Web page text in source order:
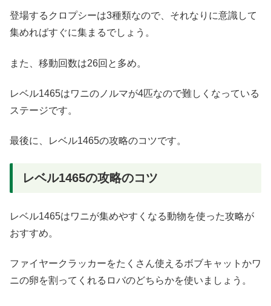
登場するクロプシーは3種類なので、それなりに意識して
集めればすぐに集まるでしょう。
また、移動回数は26回と多め。
レベル1465はワニのノルマが4匹なので難しくなっている
ステージです。
最後に、レベル1465の攻略のコツです。
レベル1465の攻略のコツ
レベル1465はワニが集めやすくなる動物を使った攻略が
おすすめ。
ファイヤークラッカーをたくさん使えるボブキャットかワ
ニの卵を割ってくれるロバのどちらかを使いましょう。